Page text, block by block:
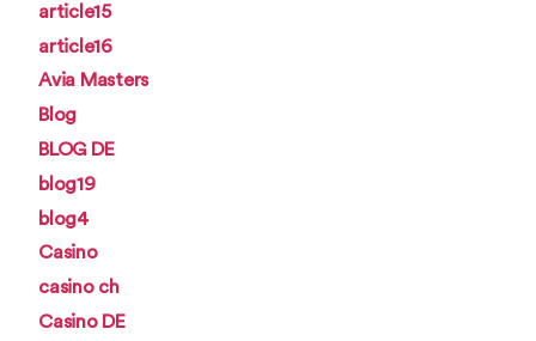
article15
article16
Avia Masters
Blog
BLOG DE
blog19
blog4
Casino
casino ch
Casino DE